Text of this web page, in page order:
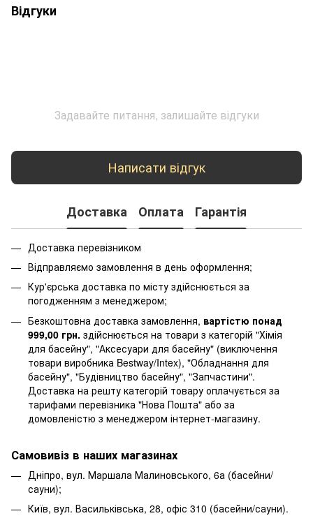
Відгуки
Задавайте питання, залишайте відгуки
Написати відгук
Доставка Оплата Гарантія
Доставка перевізником
Відправляємо замовлення в день оформлення;
Кур'єрська доставка по місту здійснюється за
погодженням з менеджером;
Безкоштовна доставка замовлення, вартістю понад
999,00 грн. здійснюється на товари з категорій "Хімія
для басейну", "Аксесуари для басейну" (виключення
товари виробника Bestway/Intex), "Обладнання для
басейну", "Будівництво басейну", "Запчастини".
Доставка на решту категорій товару оплачується за
тарифами перевізника "Нова Пошта" або за
домовленістю з менеджером інтернет-магазину.
Самовивіз в наших магазинах
Дніпро, вул. Маршала Малиновського, 6а (басейни/
сауни);
Київ, вул. Васильківська, 28, офіс 310 (басейни/сауни).